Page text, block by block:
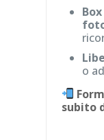
o
subito